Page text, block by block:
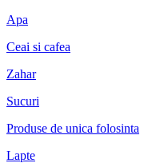
Apa
Ceai si cafea
Zahar
Sucuri
Produse de unica folosinta
Lapte